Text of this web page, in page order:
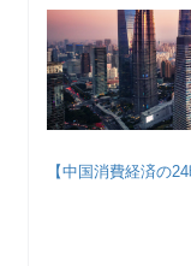
【中国消費経済の